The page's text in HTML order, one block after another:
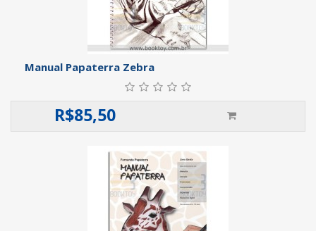
Manual Papaterra Zebra
R$85,50